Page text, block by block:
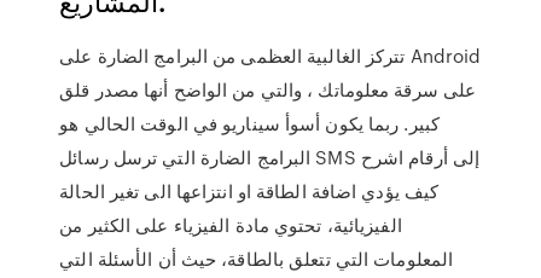
تتركز الغالبية العظمى من البرامج الضارة على Android
على سرقة معلوماتك ، والتي من الواضح أنها مصدر قلق
كبير. ربما يكون أسوأ سيناريو في الوقت الحالي هو
البرامج الضارة التي ترسل رسائل SMS إلى أرقام اشرح
كيف يؤدي اضافة الطاقة او انتزاعها الى تغير الحالة
الفيزيائية، تحتوي مادة الفيزياء على الكثير من
المعلومات التي تتعلق بالطاقة، حيث أن الأسئلة التي